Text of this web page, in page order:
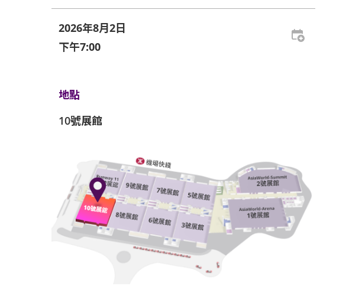
2026年8月2日
下午7:00
地點
10號展館